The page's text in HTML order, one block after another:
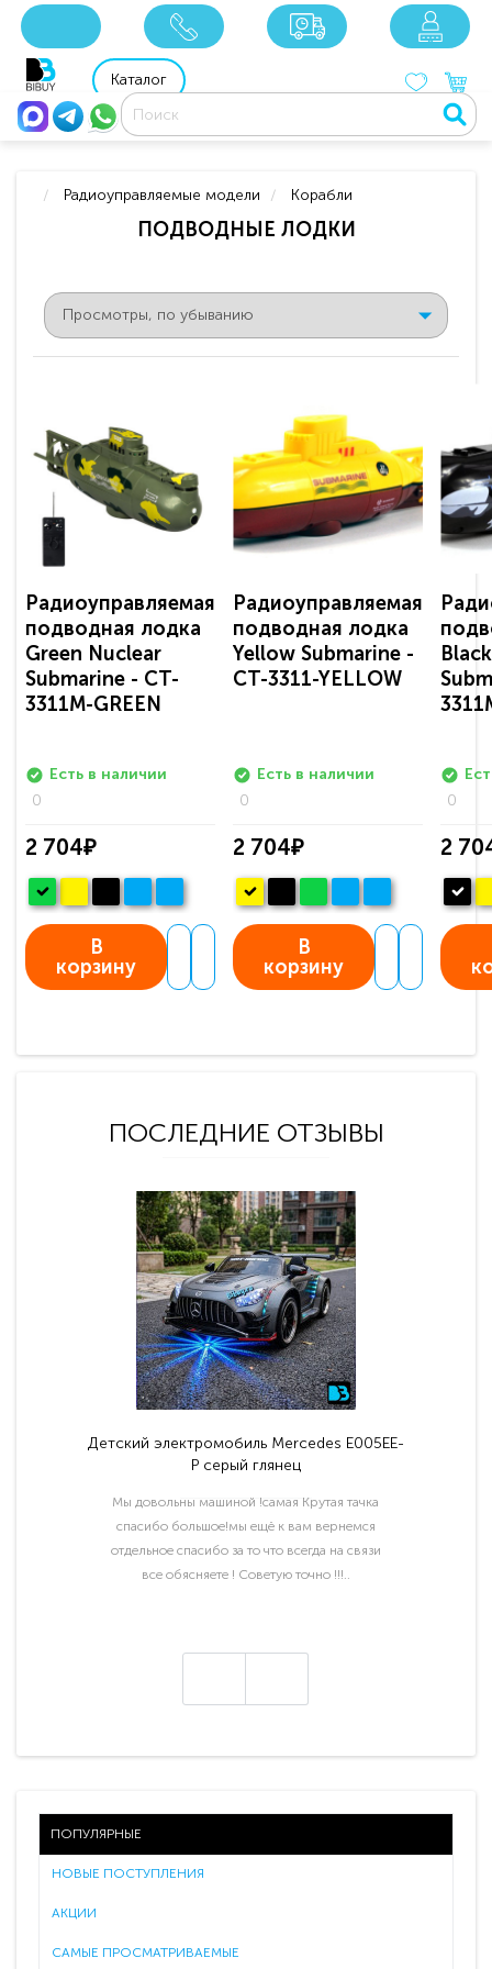
8 800 201 92 06
Каталог
Радиоуправляемые модели Корабли
ПОДВОДНЫЕ ЛОДКИ
Радиоуправляемая
подводная лодка
Green Nuclear
Submarine - CT-
3311M-GREEN
Есть в наличии
0
2 704₽
В
корзину
Радиоуправляемая
подводная лодка
Yellow Submarine -
CT-3311-YELLOW
Есть в наличии
0
2 704₽
В
корзину
0
2
ПОСЛЕДНИЕ ОТЗЫВЫ
Детский электромобиль Mercedes E005EE-
P серый глянец
Мы довольны машиной !самая Крутая тачка
спасибо большое!мы ещё к вам вернемся
отдельное спасибо за то что всегда на связи
все обясняете ! Советую точно !!!..
ПОПУЛЯРНЫЕ
НОВЫЕ ПОСТУПЛЕНИЯ
АКЦИИ
САМЫЕ ПРОСМАТРИВАЕМЫЕ